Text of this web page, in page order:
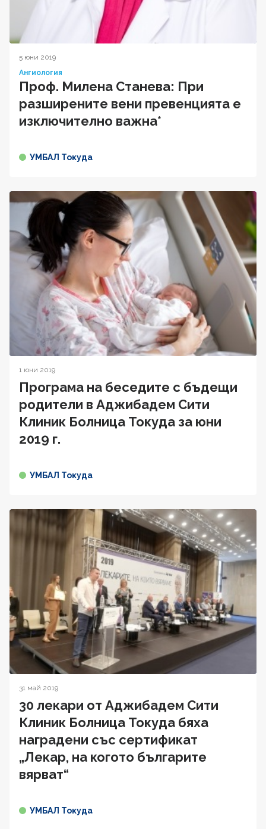
5 юни 2019
Ангиология
Проф. Милена Станева: При
разширените вени превенцията е
изключително важна*
УМБАЛ Токуда
1 юни 2019
Програма на беседите с бъдещи
родители в Аджибадем Сити
Клиник Болница Токуда за юни
2019 г.
УМБАЛ Токуда
31 май 2019
30 лекари от Аджибадем Сити
Клиник Болница Токуда бяха
наградени със сертификат
„Лекар, на когото българите
вярват“
УМБАЛ Токуда